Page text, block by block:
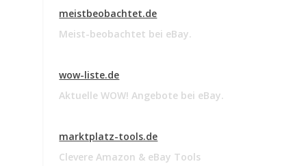
meistbeobachtet.de
Meist-beobachtet bei eBay.
wow-liste.de
Aktuelle WOW! Angebote bei eBay.
marktplatz-tools.de
Clevere Amazon & eBay Tools